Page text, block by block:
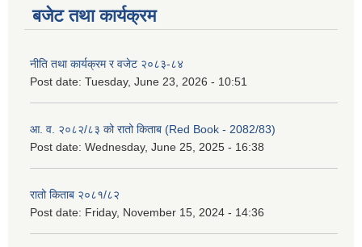
बजेट तथा कार्यक्रम
नीति तथा कार्यक्रम र वजेट २०८३-८४
Post date: Tuesday, June 23, 2026 - 10:51
आ. व. २०८२/८३ को रातो किताब (Red Book - 2082/83)
Post date: Wednesday, June 25, 2025 - 16:38
रातो किताब २०८१/८२
Post date: Friday, November 15, 2024 - 14:36